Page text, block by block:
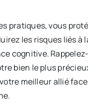
pratiques, vous
les risques liés à
cognitive.
bien le plus
meilleur allié